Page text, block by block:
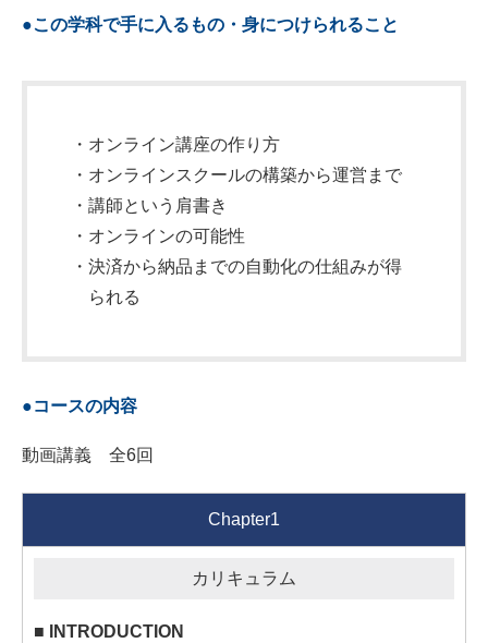
●この学科で手に入るもの・身につけられること
・オンライン講座の作り方
・オンラインスクールの構築から運営まで
・講師という肩書き
・オンラインの可能性
・決済から納品までの自動化の仕組みが得
られる
●コースの内容
動画講義 全6回
Chapter1
■ INTRODUCTION